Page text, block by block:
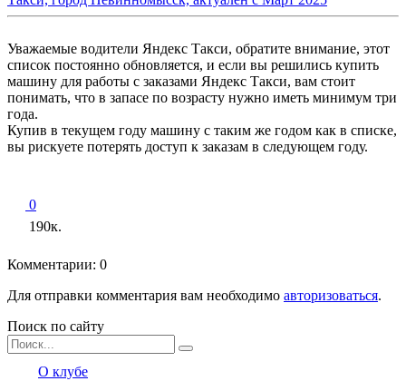
Уважаемые водители Яндекс Такси, обратите внимание, этот
список постоянно обновляется, и если вы решились купить
машину для работы с заказами Яндекс Такси, вам стоит
понимать, что в запасе по возрасту нужно иметь минимум три
года.
Купив в текущем году машину с таким же годом как в списке,
вы рискуете потерять доступ к заказам в следующем году.
0
190к.
Комментарии: 0
Для отправки комментария вам необходимо авторизоваться.
Поиск по сайту
Search
for:
О клубе